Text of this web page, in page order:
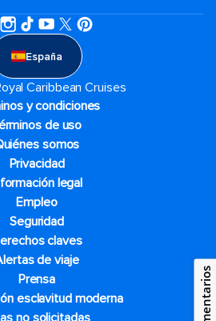
España
Caribbean Cruises
y condiciones
de uso
somos
Privacidad
legal
Empleo
Seguridad
claves
de viaje
Prensa
esclavitud moderna
Comentarios